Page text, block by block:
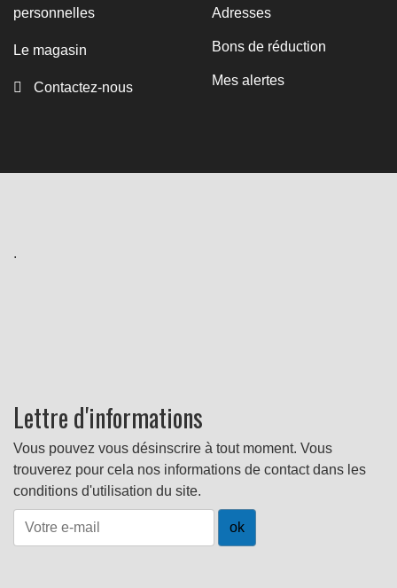
personnelles
Le magasin
Contactez-nous
Adresses
Bons de réduction
Mes alertes
.
Lettre d'informations
Vous pouvez vous désinscrire à tout moment. Vous
trouverez pour cela nos informations de contact dans les
conditions d'utilisation du site.